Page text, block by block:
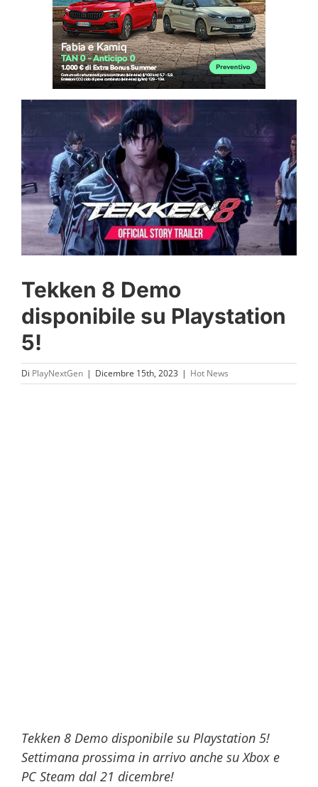
Tekken 8 Demo
disponibile su Playstation
5!
Di PlayNextGen | Dicembre 15th, 2023 | Hot News
Tekken 8 Demo disponibile su Playstation 5!
Settimana prossima in arrivo anche su Xbox e
PC Steam dal 21 dicembre!